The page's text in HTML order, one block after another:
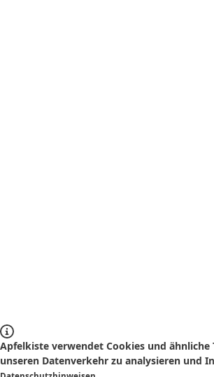
Apfelkiste verwendet Cookies und
unseren Datenverkehr zu analysieren und